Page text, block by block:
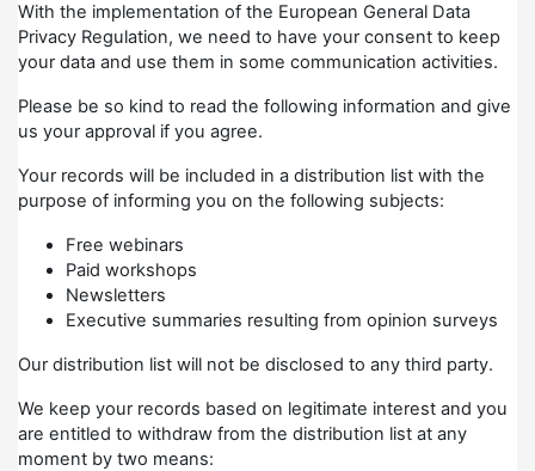
With the implementation of the European General Data
Privacy Regulation, we need to have your consent to keep
your data and use them in some communication activities.
Please be so kind to read the following information and give
us your approval if you agree.
Your records will be included in a distribution list with the
purpose of informing you on the following subjects:
Free webinars
Paid workshops
Newsletters
Executive summaries resulting from opinion surveys
Our distribution list will not be disclosed to any third party.
We keep your records based on legitimate interest and you
are entitled to withdraw from the distribution list at any
moment by two means: